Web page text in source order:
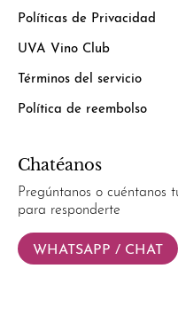
Políticas de Privacidad
UVA Vino Club
Términos del servicio
Política de reembolso
Chatéanos
Pregúntanos o cuéntanos
para responderte
WHATSAPP / CHAT